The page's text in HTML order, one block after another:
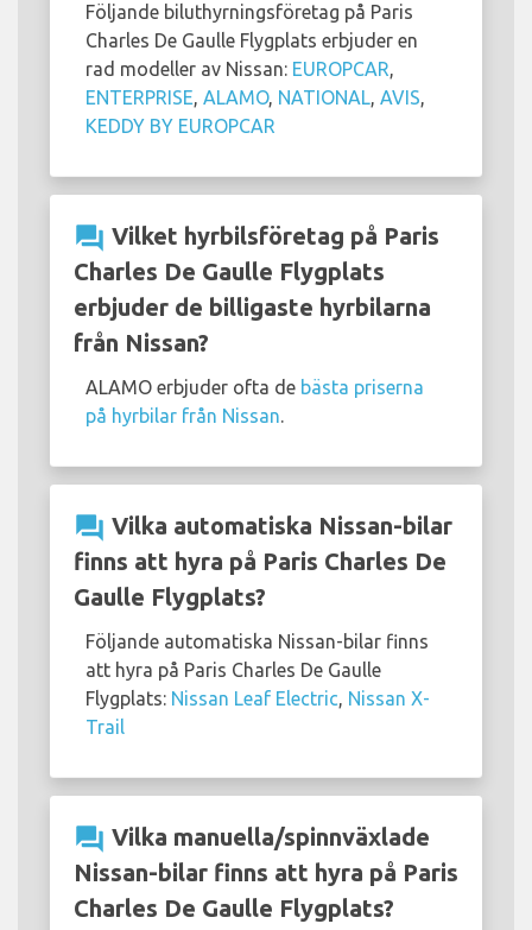
Följande biluthyrningsföretag på Paris
Charles De Gaulle Flygplats erbjuder en
rad modeller av Nissan: EUROPCAR,
ENTERPRISE, ALAMO, NATIONAL, AVIS,
KEDDY BY EUROPCAR
question_answer Vilket hyrbilsföretag på Paris
Charles De Gaulle Flygplats
erbjuder de billigaste hyrbilarna
från Nissan?
ALAMO erbjuder ofta de bästa priserna
på hyrbilar från Nissan.
question_answer Vilka automatiska Nissan-bilar
finns att hyra på Paris Charles De
Gaulle Flygplats?
Följande automatiska Nissan-bilar finns
att hyra på Paris Charles De Gaulle
Flygplats: Nissan Leaf Electric, Nissan X-
Trail
question_answer Vilka manuella/spinnväxlade
Nissan-bilar finns att hyra på Paris
Charles De Gaulle Flygplats?